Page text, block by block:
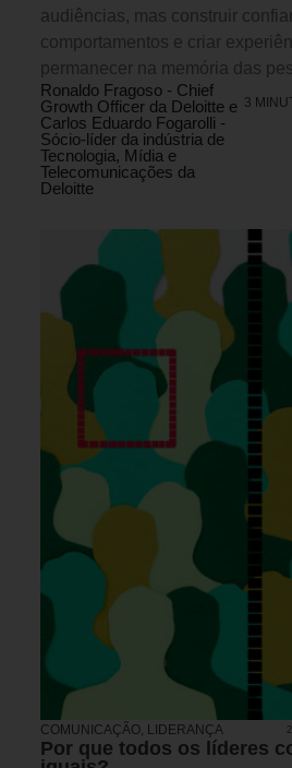
audiências, mas construir
comportamentos e criar
permanecer na memória das
Ronaldo Fragoso - Chief
Growth Officer da Deloitte e
Carlos Eduardo Fogarolli -
Sócio-líder da indústria de
Tecnologia, Mídia e
Telecomunicações da
Deloitte
3
COMUNICAÇÃO, LIDERANÇA
Por que todos os líderes